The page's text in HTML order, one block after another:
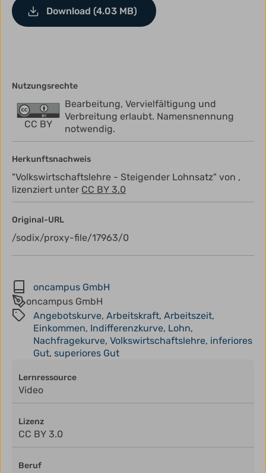
Download (4.03 MB)
Nutzungsrechte
CC BY
Bearbeitung, Vervielfältigung und
Verbreitung erlaubt. Namensnennung
notwendig.
Herkunftsnachweis
"Volkswirtschaftslehre - Steigender Lohnsatz" von ,
lizenziert unter CC BY 3.0
Original-URL
/sodix/proxy-file/17963/0
oncampus GmbH
oncampus GmbH
Angebotskurve, Arbeitskraft, Arbeitszeit,
Einkommen, Indifferenzkurve, Lohn,
Nachfragekurve, Volkswirtschaftslehre, inferiores
Gut, superiores Gut
Lernressource
Video
Lizenz
CC BY 3.0
Beruf